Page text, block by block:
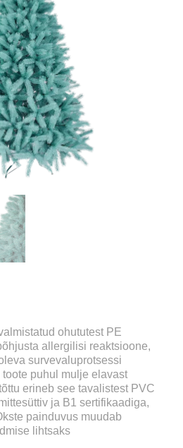
ohututest PE
allergilisi reaktsioone,
survevaluprotsessi
puhul mulje elavast
erineb see tavalistest PVC
ja B1 sertifikaadiga,
painduvus muudab
lihtsaks